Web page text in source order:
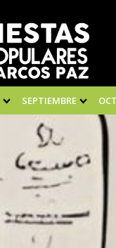
SEPTIEMBRE